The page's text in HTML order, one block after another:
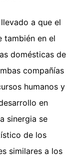
a que el
también en el
domésticas de
compañías
humanos y
en
sinergia se
de los
similares a los